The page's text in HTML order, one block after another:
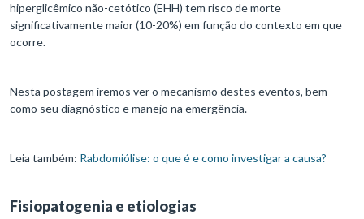
hiperglicêmico não-cetótico (EHH) tem risco de morte
significativamente maior (10-20%) em função do contexto em que
ocorre.
Nesta postagem iremos ver o mecanismo destes eventos, bem
como seu diagnóstico e manejo na emergência.
Leia também: Rabdomiólise: o que é e como investigar a causa?
Fisiopatogenia e etiologias